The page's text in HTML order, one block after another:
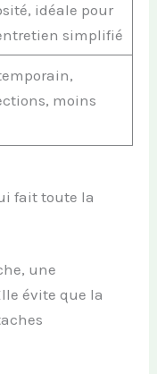
idéale pour
simplifié
moins
fait toute la
une
évite que la